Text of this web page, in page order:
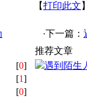
【打印此文
·下一篇：
[0]
[1]
[0]
推荐文章
遇到陌生